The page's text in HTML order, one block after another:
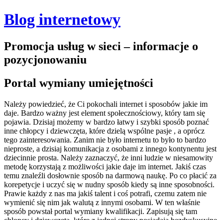
Blog internetowy
Promocja usług w sieci – informacje o
pozycjonowaniu
Portal wymiany umiejętności
Należy powiedzieć, że Ci pokochali internet i sposobów jakie im
daje. Bardzo ważny jest element społecznościowy, który tam się
pojawia. Dzisiaj możemy w bardzo łatwy i szybki sposób poznać
inne chłopcy i dziewczęta, które dzielą wspólne pasje , a oprócz
tego zainteresowania. Zanim nie było internetu to było to bardzo
nieproste, a dzisiaj komunikacja z osobami z innego kontynentu jest
dziecinnie prosta. Należy zaznaczyć, że inni ludzie w niesamowity
metodę korzystają z możliwości jakie daje im internet. Jakiś czas
temu znaleźli dosłownie sposób na darmową naukę. Po co płacić za
korepetycje i uczyć się w nudny sposób kiedy są inne sposobności.
Prawie każdy z nas ma jakiś talent i coś potrafi, czemu zatem nie
wymienić się nim jak walutą z innymi osobami. W ten właśnie
sposób powstał portal wymiany kwalifikacji. Zapisują się tam